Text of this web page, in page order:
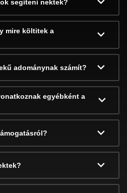
segíteni nektek?
mire költitek a
adománynak számít?
egyébként a